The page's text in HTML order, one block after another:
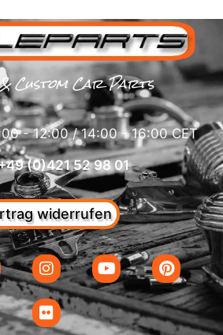
Custom Car Parts
- 12:00 / 14:00 - 16:00 CET
(0)421 52 98 01
widerrufen